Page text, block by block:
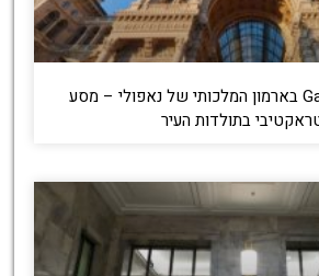
Galleria del Tempo בארמון המלכותי של נאפולי – מסע
בתולדות העיר